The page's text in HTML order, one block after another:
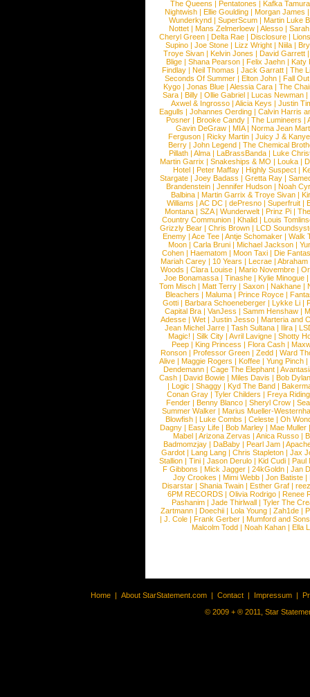
The Queens | Pentatones | Kafka Tamura
Nightwish |Ellie Goulding |Morgan James
Wunderkynd | SuperScum | Martin Luke
Nottet |Mans Zelmerloew |Alesso |
Cheryl Green |Delta Rae |Disclosure |
Supino |Joe Stone |Lizz Wright |Niila |
Troye Sivan | Kelvin Jones | David Garrett
Blige | Shana Pearson | Felix Jaehn | Katy
Findlay |Neil Thomas |Jack Garratt |The
Seconds Of Summer |Elton John |Fall
Kygo |Jonas Blue |Alessia Cara |The
Sara |Billy |Ollie Gabriel |Lucas Newman |
Axwel & Ingrosso | Alicia Keys | Justin
Eagulls |Johannes Oerding |Calvin Harris
Posner |Brooke Candy |The Lumineers |
Gavin DeGraw | MIA| Norma Jean
Ferguson | Ricky Martin | Juicy J &
Berry | John Legend | The Chemical
Pillath |Alma |LaBrassBanda |Luke
Martin Garrix | Snakeships & MO | Louka |
Hotel | Peter Maffay | Highly Suspect |
Stargate |Joey Badass |Gretta Ray |
Brandenstein |Jennifer Hudson |Noah
Balbina | Martin Garrix & Troye Sivan |
Williams |AC DC |dePresno |Superfruit |
Montana |SZA|Wunderwelt |Prinz Pi |
Country Communion | Khalid | Louis
Grizzly Bear | Chris Brown | LCD
Enemy | Ace Tee | Antje Schomaker | Walk
Moon |Carla Bruni |Michael Jackson |
Cohen |Haematom |Moon Taxi |Die
Mariah Carey | 10 Years | Lecrae | Abraham
Woods |Clara Louise |Mario Novembre |
Joe Bonamassa | Tinashe | Kylie Minogue |
Tom Misch |Matt Terry |Saxon |Nakhane |
Bleachers | Maluma | Prince Royce |
Gotti |Barbara Schoeneberger |Lykke Li |
Capital Bra |VanJess |Samm Henshaw |
Adesse |Wet |Justin Jesso |Marteria and
Jean Michel Jarre |Tash Sultana | Ilira |
Magic! | Silk City | Avril Lavigne | Shotty
Peep |King Princess |Flora Cash |
Ronson |Professor Green |Zedd |Ward
Alive |Maggie Rogers |Koffee |Yung Pinch |
Dendemann |Cage The Elephant |
Cash | David Bowie | Miles Davis | Bob Dylan
|Logic |Shaggy |Kyd The Band |
Conan Gray |Tyler Childers |Freya
Fender |Benny Blanco |Sheryl Crow |
Summer Walker |Marius Mueller-
Blowfish | Luke Combs | Celeste | Oh
Dagny |Easy Life |Bob Marley |Mae Muller
Mabel |Arizona Zervas |Anica Russo |
Badmomzjay |DaBaby |Pearl Jam |
Gardot | Lang Lang | Chris Stapleton | Jax
Stallion |Tini |Jason Derulo |Kid Cudi |Paul
F Gibbons | Mick Jagger | 24kGoldn | Jan
Joy Crookes | Mimi Webb | Jon Batiste |
Disarstar | Shania Twain | Esther Graf |
6PM RECORDS | Olivia Rodrigo | Renee
Pashanim |Jade Thirlwall |Tyler The
Zartmann | Doechii | Lola Young | Zah1de |
| J. Cole | Frank Gerber | Mumford and Sons
Malcolm Todd | Noah Kahan | Ella
Home | About StarStatement.com | Contact | Impressum |
© 2009 + ® 2011, Star